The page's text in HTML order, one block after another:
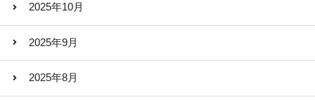
2025年10月
2025年9月
2025年8月